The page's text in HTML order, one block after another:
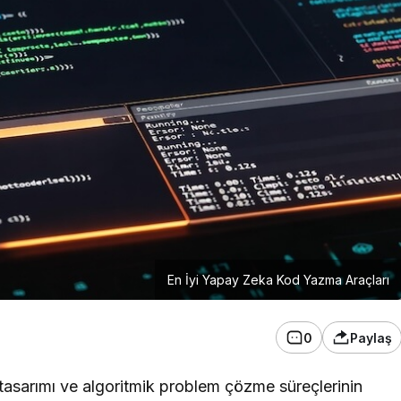
En İyi Yapay Zeka Kod Yazma Araçları
0 Paylaş
ve algoritmik problem çözme süreçlerinin